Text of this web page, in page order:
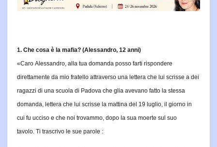
1. Che cosa è la mafia? (Alessandro, 12 anni)
«Caro Alessandro, alla tua domanda posso farti rispondere
direttamente da mio fratello attraverso una lettera che lui scrisse a dei
ragazzi di una scuola di Padova che glia avevano fatto la stessa
domanda, lettera che lui scrisse la mattina del 19 luglio, il giorno in
cui fu ucciso e che noi trovammo, dopo la sua moerte sul suo
tavolo. Ti trascrivo le sue parole :